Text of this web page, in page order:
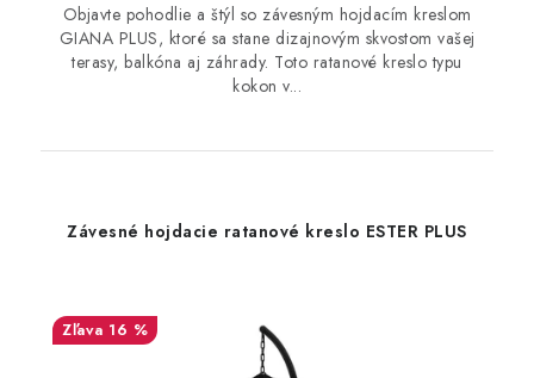
Objavte pohodlie a štýl so závesným hojdacím kreslom
GIANA PLUS, ktoré sa stane dizajnovým skvostom vašej
terasy, balkóna aj záhrady. Toto ratanové kreslo typu
kokon v...
Závesné hojdacie ratanové kreslo ESTER PLUS
16 %